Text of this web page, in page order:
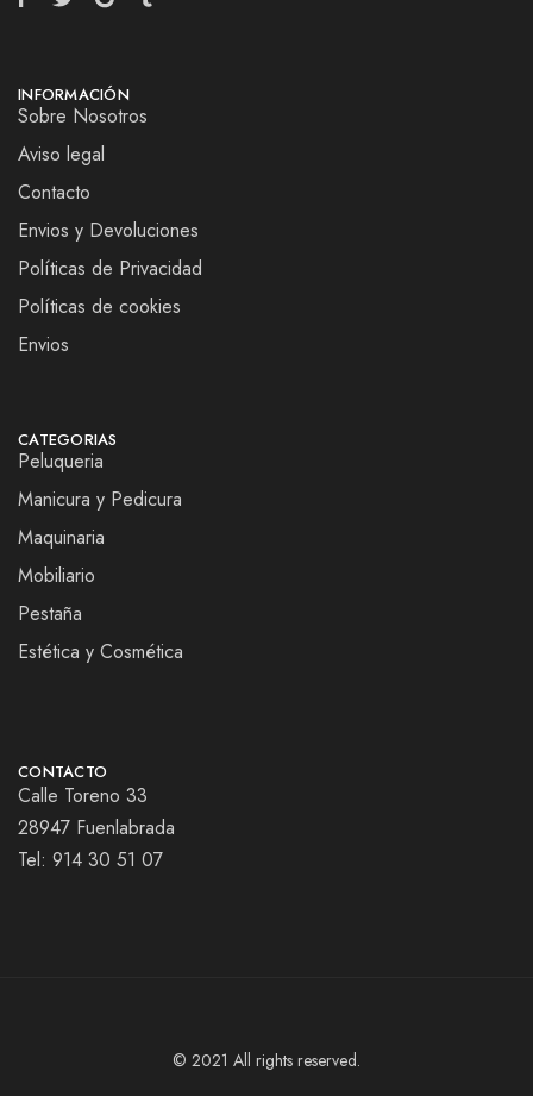
INFORMACIÓN
Sobre Nosotros
Aviso legal
Contacto
Envios y Devoluciones
Políticas de Privacidad
Políticas de cookies
Envios
CATEGORIAS
Peluqueria
Manicura y Pedicura
Maquinaria
Mobiliario
Pestaña
Estética y Cosmética
CONTACTO
Calle Toreno 33
28947 Fuenlabrada
Tel: 914 30 51 07
© 2021 All rights reserved.